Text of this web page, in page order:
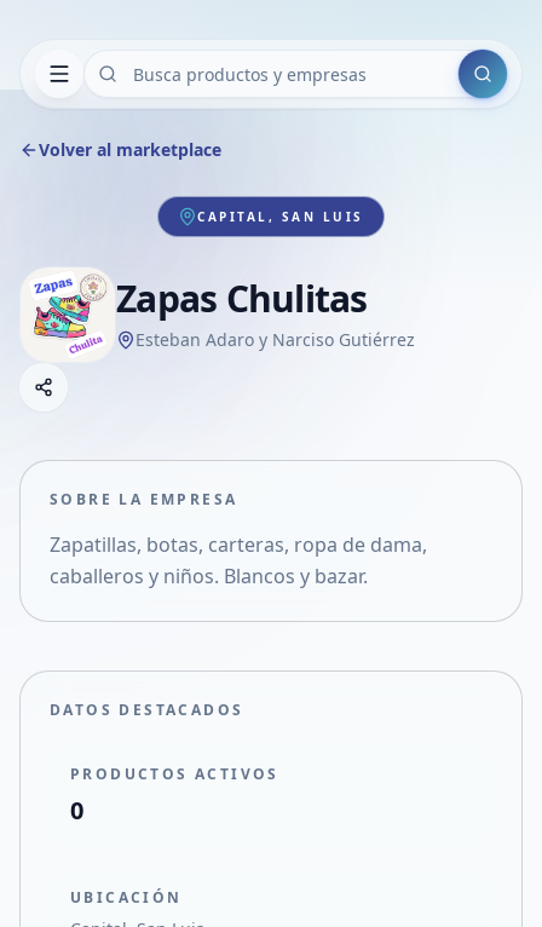
Buscar
Volver al marketplace
CAPITAL, SAN LUIS
Zapas Chulitas
Esteban Adaro y Narciso Gutiérrez
Compartir empresa
Compartir en X
SOBRE LA EMPRESA
Zapatillas, botas, carteras, ropa de dama,
caballeros y niños. Blancos y bazar.
DATOS DESTACADOS
PRODUCTOS ACTIVOS
0
UBICACIÓN